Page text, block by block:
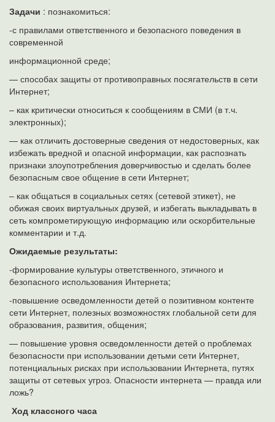
Задачи : познакомиться:
-с правилами ответственного и безопасного поведения в
современной
информационной среде;
— способах защиты от противоправных посягательств в сети
Интернет;
– как критически относиться к сообщениям в СМИ (в т.ч.
электронных);
— как отличить достоверные сведения от недостоверных, как
избежать вредной и опасной информации, как распознать
признаки злоупотребления доверчивостью и сделать более
безопасным свое общение в сети Интернет;
– как общаться в социальных сетях (сетевой этикет), не
обижая своих виртуальных друзей, и избегать выкладывать в
сеть компрометирующую информацию или оскорбительные
комментарии и т.д.
Ожидаемые результаты:
-формирование культуры ответственного, этичного и
безопасного использования Интернета;
-повышение осведомленности детей о позитивном контенте
сети Интернет, полезных возможностях глобальной сети для
образования, развития, общения;
— повышение уровня осведомленности детей о проблемах
безопасности при использовании детьми сети Интернет,
потенциальных рисках при использовании Интернета, путях
защиты от сетевых угроз. Опасности интернета — правда или
ложь?
Ход классного часа